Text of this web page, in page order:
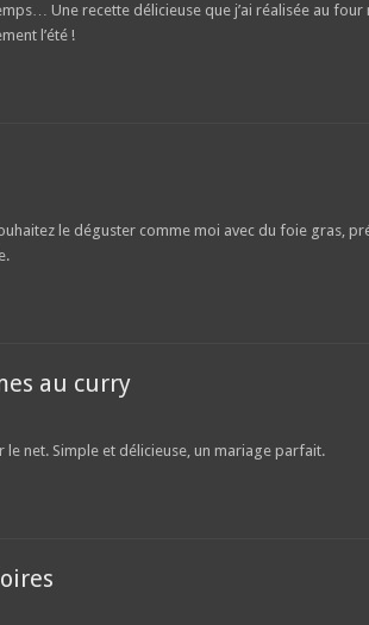
Une recette délicieuse que j’ai réalisée au four
l’été !
le déguster comme moi avec du foie gras,
au curry
le net. Simple et délicieuse, un mariage parfait.